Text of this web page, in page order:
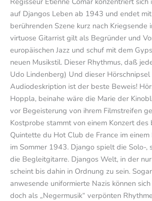
auf Djangos Leben ab 1943 und endet
berührenden Szene kurz nach Kriegsende
virtuose Gitarrist gilt als Begründer und
europäischen Jazz und schuf mit dem
neuen Musikstil. Dieser Rhythmus, daß
Udo Lindenberg) Und dieser Hörschnipsel
Audiodeskription ist der beste Beweis!
Hoppla, beinahe wäre die Marie der
vor Begeisterung von ihrem Filmstreifen
Kostprobe stammt von einem Konzert des
Quintette du Hot Club de France im
im Sommer 1943. Django spielt die Solo-,
die Begleitgitarre. Djangos Welt, in der
scheint bis dahin in Ordnung zu sein.
anwesende uniformierte Nazis können
doch als „Negermusik“ verpönten